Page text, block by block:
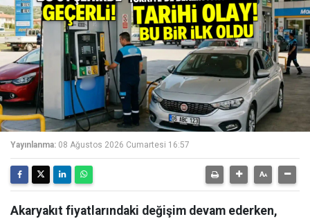
Yayınlanma: 08 Ağustos 2026 Cumartesi 16:57
Akaryakıt fiyatlarındaki değişim devam ederken,